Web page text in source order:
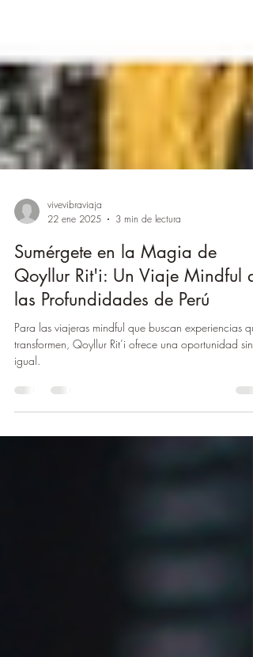
22 ene 2025
3 min de lectura
Sumérgete en la Magia de
Qoyllur Rit'i: Un Viaje Mindful a
las Profundidades de Perú
Para las viajeras mindful que buscan experiencias
igual.